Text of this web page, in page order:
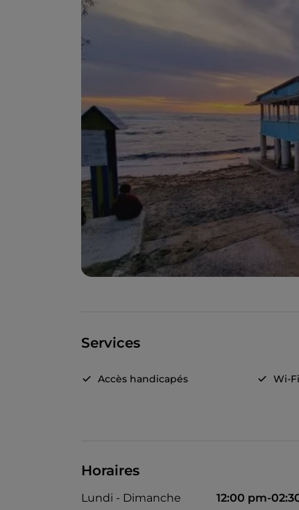
Services
Accès handicapés Wi-Fi
Horaires
Lundi - Dimanche
12:00 pm-